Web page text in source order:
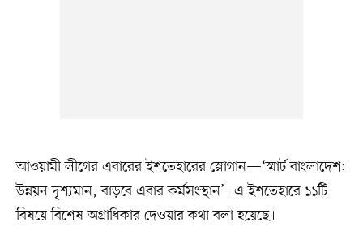
আওয়ামী লীগের এবারের ইশতেহারের স্লোগান—‘স্মার্ট বাংলাদেশ:
উন্নয়ন দৃশ্যমান, বাড়বে এবার কর্মসংস্থান’। এ ইশতেহারে ১১টি
বিষয়ে বিশেষ অগ্রাধিকার দেওয়ার কথা বলা হয়েছে।